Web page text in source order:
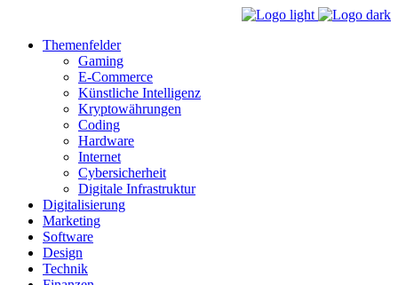
Themenfelder
Gaming
E-Commerce
Künstliche Intelligenz
Kryptowährungen
Coding
Hardware
Internet
Cybersicherheit
Digitale Infrastruktur
Digitalisierung
Marketing
Software
Design
Technik